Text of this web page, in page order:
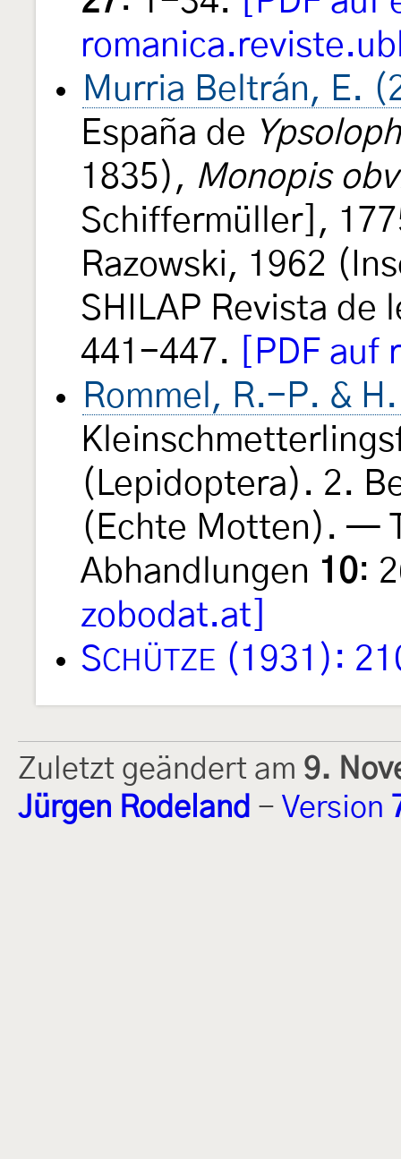
Murria Beltrán, E.
España de
1835), Monopis
Schiffermüller],
Razowski, 1962
SHILAP Revista
441-447.
[PDF
Rommel, R.-P. &
(Lepidoptera). 2.
(Echte Motten). —
Abhandlungen 10:
zobodat.at]
SCHÜTZE (1931):
Zuletzt geändert am 9.
Jürgen Rodeland - Version